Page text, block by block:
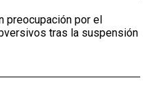
preocupación por el
tras la suspensión